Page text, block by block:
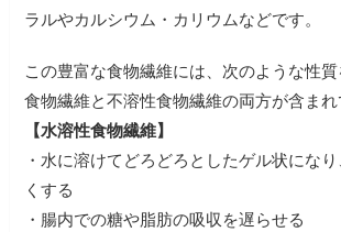
ラルやカルシウム・カリウムなどです。
この豊富な食物繊維には、次のような性
食物繊維と不溶性食物繊維の両方が含まれ
【水溶性食物繊維】
・水に溶けてどろどろとしたゲル状にな
くする
・腸内での糖や脂肪の吸収を遅らせる